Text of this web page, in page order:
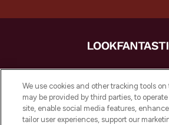
LOOKFANTASTIC ist
Beauty-Onlineshop mit
Produkten aus Haut- und
sowie Make-Up von
renommierten Marken.
We use cookies and other tracking tools
may be provided by third parties, to
site, enable social media features,
tailor user experiences, support our